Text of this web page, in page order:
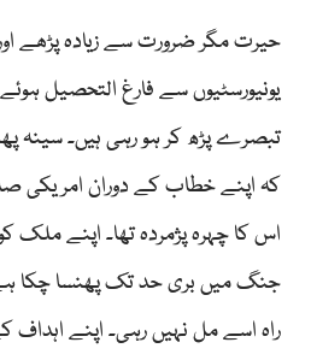
حیرت مگر ضرورت سے زیادہ پڑھے اور
یونیورسٹیوں سے فارغ التحصیل ہوئے
تبصرے پڑھ کر ہو رہی ہیں۔ سینہ
کہ اپنے خطاب کے دوران امریکی صدر
اس کا چہرہ پژمردہ تھا۔ اپنے ملک کو
جنگ میں بری حد تک پھنسا چکا
راہ اسے مل نہیں رہی۔ اپنے اہداف